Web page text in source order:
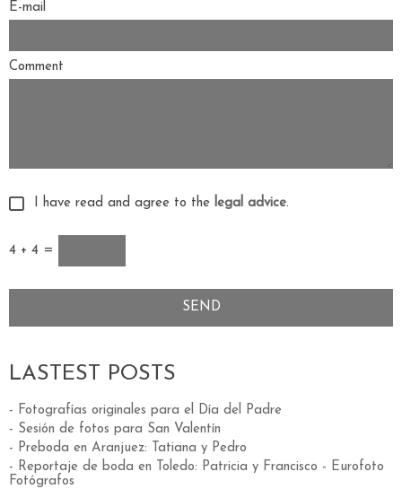
E-mail
Comment
I have read and agree to the legal advice.
4 + 4 =
LASTEST POSTS
- Fotografías originales para el Día del Padre
- Sesión de fotos para San Valentín
- Preboda en Aranjuez: Tatiana y Pedro
- Reportaje de boda en Toledo: Patricia y Francisco - Eurofoto
Fotógrafos